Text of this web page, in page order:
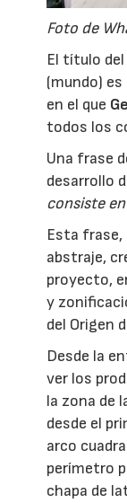
Foto de
El título
(mundo)
en el que
todos los
Una frase
desarrollo
consiste
Esta
abstraje,
proyecto,
y
del Origen
Desde la
ver los
la zona de
desde el
arco
perímetro
chapa de